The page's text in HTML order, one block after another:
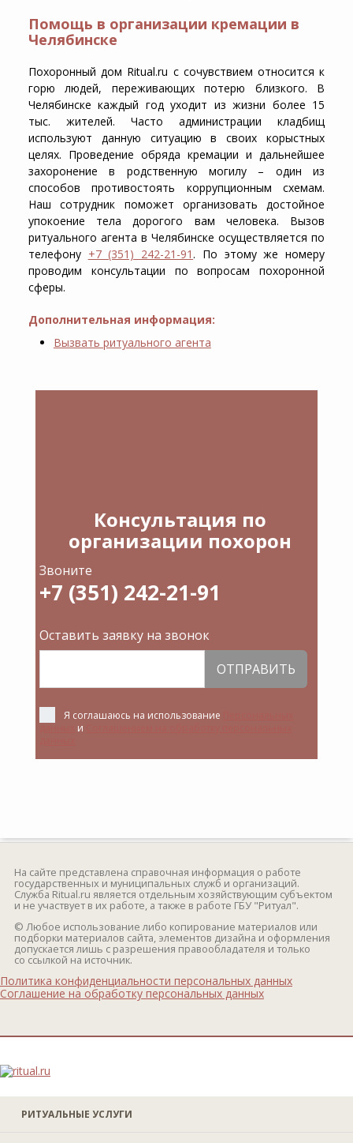
Помощь в организации кремации в
Челябинске
Похоронный дом Ritual.ru с сочувствием относится к
горю людей, переживающих потерю близкого. В
Челябинске каждый год уходит из жизни более 15
тыс. жителей. Часто администрации кладбищ
используют данную ситуацию в своих корыстных
целях. Проведение обряда кремации и дальнейшее
захоронение в родственную могилу – один из
способов противостоять коррупционным схемам.
Наш сотрудник поможет организовать достойное
упокоение тела дорогого вам человека. Вызов
ритуального агента в Челябинске осуществляется по
телефону +7 (351) 242-21-91. По этому же номеру
проводим консультации по вопросам похоронной
сферы.
Дополнительная информация:
Вызвать ритуального агента
Консультация по
организации похорон
Звоните
+7 (351) 242-21-91
Оставить заявку на звонок
ОТПРАВИТЬ
Я соглашаюсь на использование
и
РИТУАЛЬНЫЕ УСЛУГИ
На сайте представлена справочная информация о работе
государственных и муниципальных служб и организаций.
Служба Ritual.ru является отдельным хозяйствующим субъектом
и не участвует в их работе, а также в работе ГБУ "Ритуал".
© Любое использование либо копирование материалов или
подборки материалов сайта, элементов дизайна и оформления
допускается лишь с разрешения правообладателя и только
со ссылкой на источник.
Политика конфиденциальности персональных данных
Соглашение на обработку персональных данных